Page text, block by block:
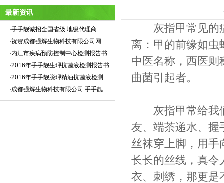
最新资讯
·手手靓诚招全国省级.地级代理商
·祝贺成都强辉生物科技有限公司网站全新上线！
·内江市疾病预防控制中心检测报告书
·2016年手手靓生玾抗菌液检测报告书
·2016年手手靓脱玾精油抗菌液检测报告书
·成都强辉生物科技有限公司 手手靓企业标准
灰指甲常见的症
离：甲的前缘如虫
中医名称，西医
曲菌引起者。
灰指甲常给我们
友、端茶递水、握
丝袜穿上脚，用
长长的丝线，真令
衣、刺绣，那更是